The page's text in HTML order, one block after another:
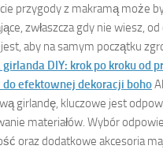
przygody z makramą może
zwłaszcza gdy nie wiesz, od
aby na samym początku
DIY: krok po kroku od
do efektownej dekoracji boho
girlandę, kluczowe jest
materiałów. Wybór
oraz dodatkowe akcesoria